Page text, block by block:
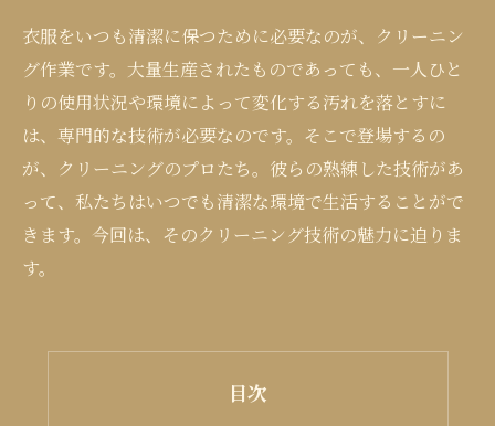
衣服をいつも清潔に保つために必要なのが、クリーニン
グ作業です。大量生産されたものであっても、一人ひと
りの使用状況や環境によって変化する汚れを落とすに
は、専門的な技術が必要なのです。そこで登場するの
が、クリーニングのプロたち。彼らの熟練した技術があ
って、私たちはいつでも清潔な環境で生活することがで
きます。今回は、そのクリーニング技術の魅力に迫りま
す。
目次